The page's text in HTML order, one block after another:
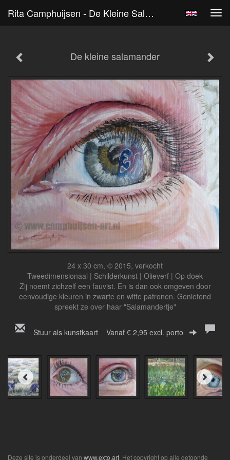
Rita Camphuijsen - De Kleine Salamander
De kleine salamander
24 x 30 cm, © 2015, verkocht
Tweedimensionaal | Schilderkunst | Olieverf | Op doek
Zij noemt zichzelf een fauvist. En is dan ook omgeven door
eenvoudige kleuren in zwarte en witte patronen. Genietend
spreekt ze over haar "Salamandertje"
Stuur als kunstkaart Vanaf € 2,95 excl. porto
Deze site is onderdeel van www.exto.art . Het copyright op alle getoonde